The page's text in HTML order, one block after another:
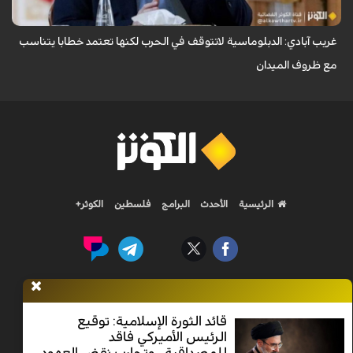
غريب آبادي: الدبلوماسية لاتتوقف في الحرب لكنها تعتمد خطابا يتناسب
مع ظروف الميدان
قائد الثورة الإسلامية: توقيع
الرئيس الأميركي فاقد
الرئيسية الأحدث البرامج فلسطين الكوثر+
Nilesat 11900 V | Badr 8 11747 V | Badr5 12284 V
جميع الحقوق محفوظة